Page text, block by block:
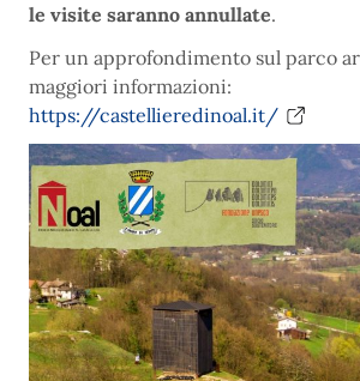
le visite saranno annullate.
Per un approfondimento sul parco
maggiori informazioni:
https://castellieredinoal.it/